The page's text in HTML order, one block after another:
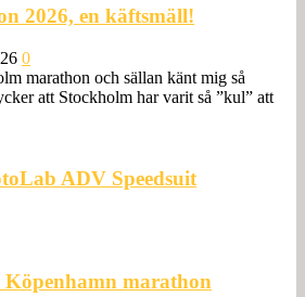
2026, en käftsmäll!
0
marathon och sällan känt mig så
att Stockholm har varit så ”kul” att
ADV Speedsuit
marathon